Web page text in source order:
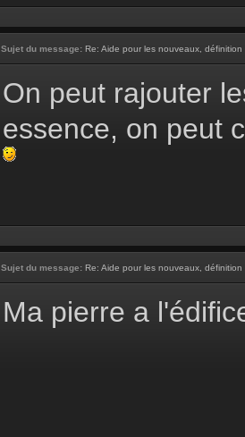
Sujet du message: Re: Aide pour les nouveaux,
On peut rajouter
essence, on peut
Sujet du message: Re: Aide pour les nouveaux,
Ma pierre a